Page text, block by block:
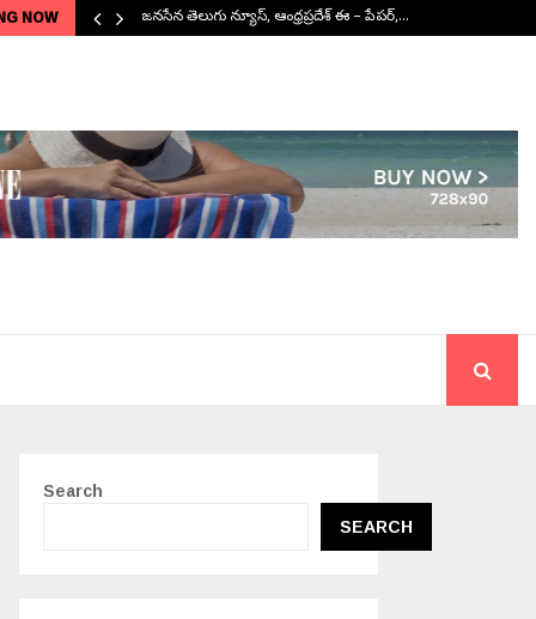
NOW జనసేన తెలుగు న్యూస్, ఆంధ్రప్రదేశ్ ఈ – పేపర్,…
Search
SEARCH